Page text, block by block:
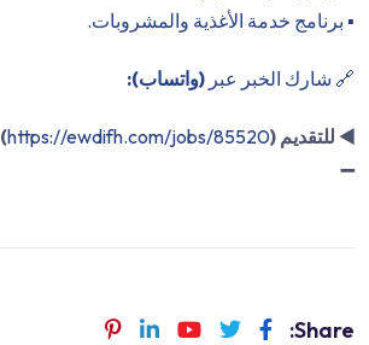
▪️ برنامج خدمة الأغذية والمشروبات.
🔗 شارك الخبر عبر (واتساب):
◀️ للتقديم (https://ewdifh.com/jobs/85520
)
➖
Share: